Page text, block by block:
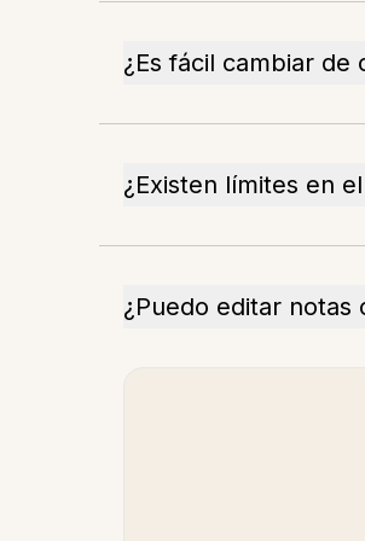
¿Es fácil cambiar de
¿Existen límites en
¿Puedo editar notas